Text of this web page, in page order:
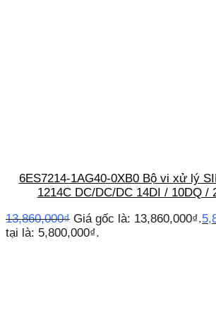
6ES7214-1AG40-0XB0 Bộ vi xử lý
1214C DC/DC/DC 14DI / 10DQ /
13,860,000₫ Giá gốc là: 13,860,000₫.
tại là: 5,800,000₫.